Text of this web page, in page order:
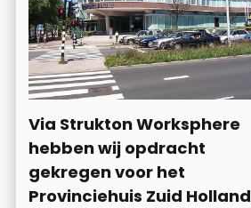
Via Strukton Worksphere
hebben wij opdracht
gekregen voor het
Provinciehuis Zuid Holland